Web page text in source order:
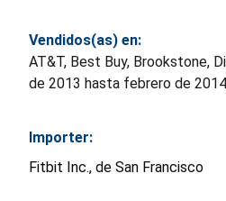
Vendidos(as) en:
AT&T, Best Buy, Brookstone,
de 2013 hasta febrero de
Importer:
Fitbit Inc., de San Francisco